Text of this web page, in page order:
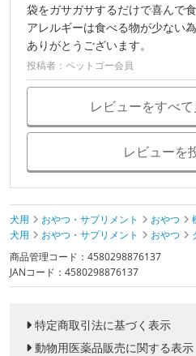
袋をガサガサするだけで喜んで食
アレルギーは食べる物が少ない
ありがとうございます。
投稿者：ペットゴー会員
レビューをすべて
レビューを
犬用 おやつ・サプリメント おやつ
犬用
おやつ・サプリメント おやつ
商品管理コード：4580298876137
JANコード：4580298876137
特定商取引法に基づく表示
動物用医薬品販売に関する表示